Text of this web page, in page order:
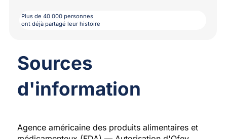
Plus de 40 000 personnes
ont déjà partagé leur histoire
Sources
d'information
Agence américaine des produits alimentaires et